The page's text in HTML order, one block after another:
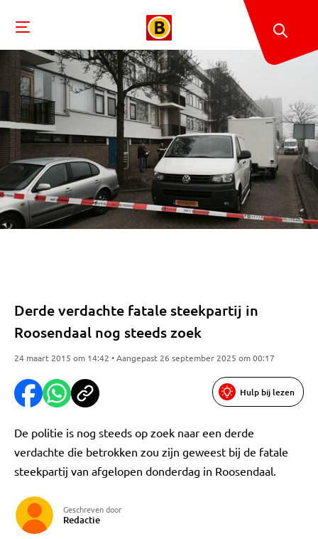
Derde verdachte fatale steekpartij in
Roosendaal nog steeds zoek
24 maart 2015 om 14:42 • Aangepast 26 september 2025 om 00:17
Hulp bij lezen
De politie is nog steeds op zoek naar een derde
verdachte die betrokken zou zijn geweest bij de fatale
steekpartij van afgelopen donderdag in Roosendaal.
Geschreven door
Redactie